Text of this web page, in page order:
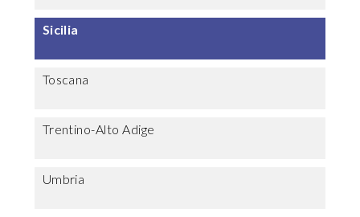
Sicilia
Toscana
Trentino-Alto Adige
Umbria